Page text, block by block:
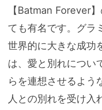
【Batman Forever
ても有名です。グラ
世界的に大きな成功
は、愛と別れについ
らを連想させるよう
人との別れを受け入